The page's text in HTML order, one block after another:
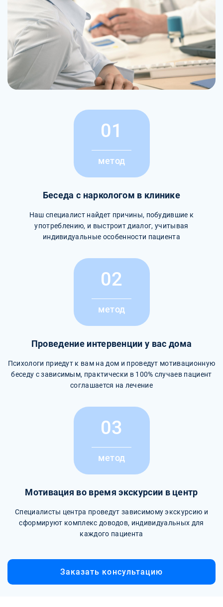
01
метод
Беседа с наркологом в клинике
Наш специалист найдет причины, побудившие к
употреблению, и выстроит диалог, учитывая
индивидуальные особенности пациента
02
метод
Проведение интервенции у вас дома
Психологи приедут к вам на дом и проведут мотивационную
беседу с зависимым, практически в 100% случаев пациент
соглашается на лечение
03
метод
Мотивация во время экскурсии в центр
Специалисты центра проведут зависимому экскурсию и
сформируют комплекс доводов, индивидуальных для
каждого пациента
Заказать консультацию